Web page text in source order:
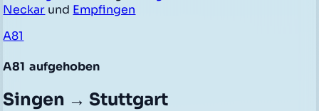
Neckar und Empfingen
A81
A81 aufgehoben
Singen → Stuttgart